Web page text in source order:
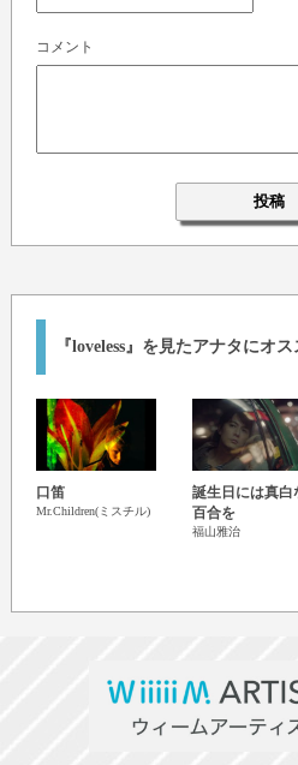
コメント
『loveless』を見たアナタにオ
口笛
Mr.Children(ミスチル)
誕生日には真白
百合を
福山雅治